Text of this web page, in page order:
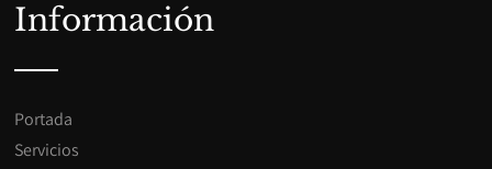
Información
Portada
Servicios